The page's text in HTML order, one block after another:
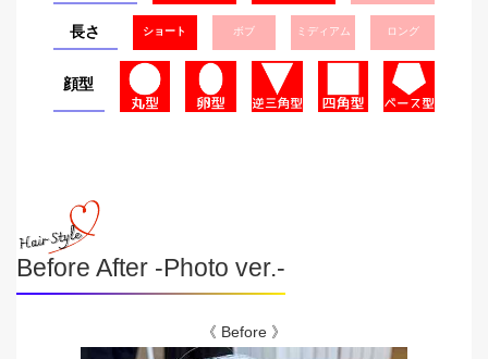
長さ ショート ボブ ミディアム ロング
顔型
Before After -Photo ver.-
《 Before 》